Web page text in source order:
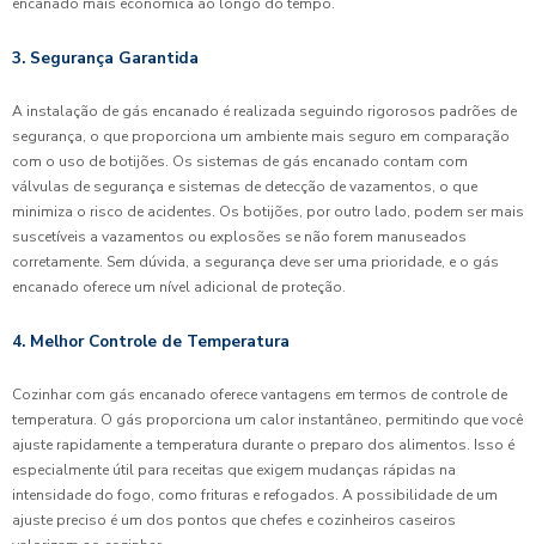
3. Segurança Garantida
A instalação de gás encanado é realizada seguindo rigorosos padrões de
segurança, o que proporciona um ambiente mais seguro em comparação
com o uso de botijões. Os sistemas de gás encanado contam com
válvulas de segurança e sistemas de detecção de vazamentos, o que
minimiza o risco de acidentes. Os botijões, por outro lado, podem ser mais
suscetíveis a vazamentos ou explosões se não forem manuseados
corretamente. Sem dúvida, a segurança deve ser uma prioridade, e o gás
encanado oferece um nível adicional de proteção.
4. Melhor Controle de Temperatura
Cozinhar com gás encanado oferece vantagens em termos de controle de
temperatura. O gás proporciona um calor instantâneo, permitindo que você
ajuste rapidamente a temperatura durante o preparo dos alimentos. Isso é
especialmente útil para receitas que exigem mudanças rápidas na
intensidade do fogo, como frituras e refogados. A possibilidade de um
ajuste preciso é um dos pontos que chefes e cozinheiros caseiros